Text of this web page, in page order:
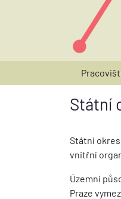
Státní
Státní
vnitřní
Územní
Praze